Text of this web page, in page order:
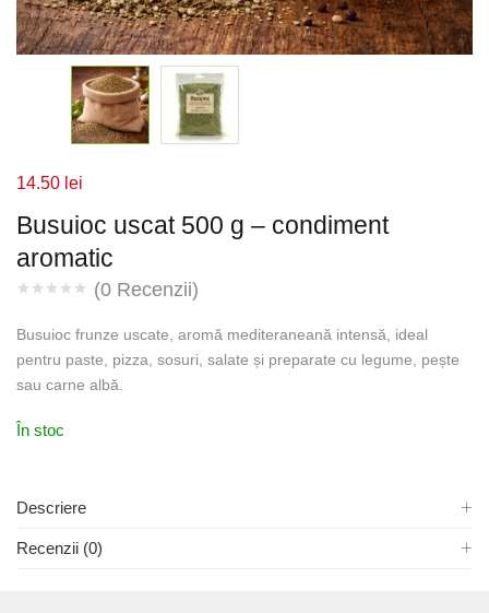
Busuioc uscat 500 g – condiment
aromatic
(0 Recenzii)
14.50 lei
Busuioc frunze uscate, aromă mediteraneană intensă, ideal
pentru paste, pizza, sosuri, salate și preparate cu legume, pește
sau carne albă.
În stoc
Descriere
Recenzii (0)